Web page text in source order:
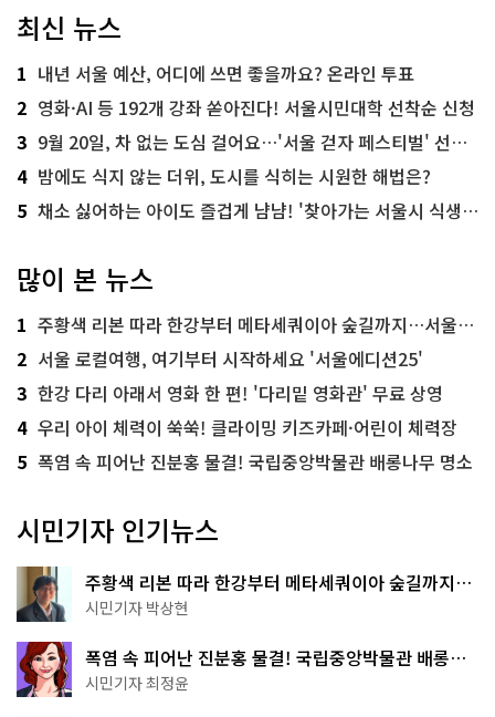
최신 뉴스
1 내년 서울 예산, 어디에 쓰면 좋을까요? 온라인 투표
2 영화·AI 등 192개 강좌 쏟아진다! 서울시민대학 선착순 신청
3 9월 20일, 차 없는 도심 걸어요…'서울 걷자 페스티벌' 선착순 5천명
4 밤에도 식지 않는 더위, 도시를 식히는 시원한 해법은?
5 채소 싫어하는 아이도 즐겁게 냠냠! '찾아가는 서울시 식생활 교육' 현장
많이 본 뉴스
1 주황색 리본 따라 한강부터 메타세쿼이아 숲길까지…서울둘레길 15코스
2 서울 로컬여행, 여기부터 시작하세요 '서울에디션25'
3 한강 다리 아래서 영화 한 편! '다리밑 영화관' 무료 상영
4 우리 아이 체력이 쑥쑥! 클라이밍 키즈카페·어린이 체력장
5 폭염 속 피어난 진분홍 물결! 국립중앙박물관 배롱나무 명소
시민기자 인기뉴스
주황색 리본 따라 한강부터 메타세쿼이아 숲길까지…
서울둘레길 15코스
시민기자 박상현
폭염 속 피어난 진분홍 물결! 국립중앙박물관 배롱나
무 명소
시민기자 최정윤